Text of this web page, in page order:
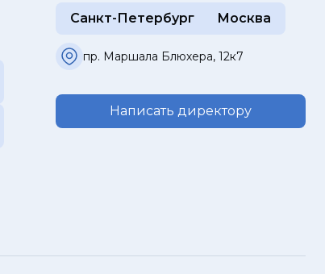
Санкт-Петербург Москва
пр. Маршала Блюхера, 12к7
Написать директору